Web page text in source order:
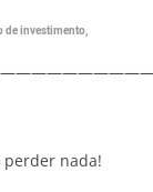
de investimento,
perder nada!